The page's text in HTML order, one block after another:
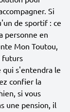
Si
de sportif : ce
personne en
Mon Toutou,
futurs
s'entendra le
confier la
si vous
une pension, il